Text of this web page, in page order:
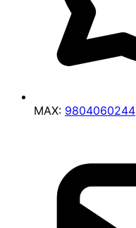
MAX: 9804060244